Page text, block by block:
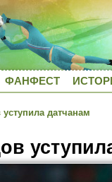
ФАНФЕСТ
датчанам